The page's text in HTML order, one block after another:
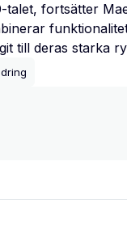
talet, fortsätter
till deras starka